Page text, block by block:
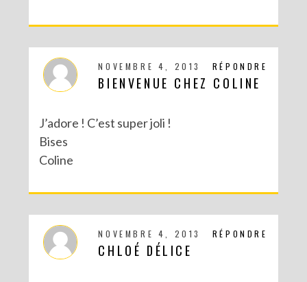
RÉPONDRE
NOVEMBRE 4, 2013
BIENVENUE CHEZ COLINE
J’adore ! C’est super joli !
Bises
Coline
RÉPONDRE
NOVEMBRE 4, 2013
CHLOÉ DÉLICE